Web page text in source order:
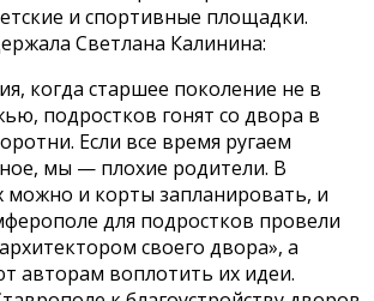
и спортивные площадки.
Светлана Калинина:
когда старшее поколение не в
подростков гонят со двора в
Если все время ругаем
мы — плохие родители. В
можно и корты запланировать, и
для подростков провели
своего двора», а
авторам воплотить их идеи.